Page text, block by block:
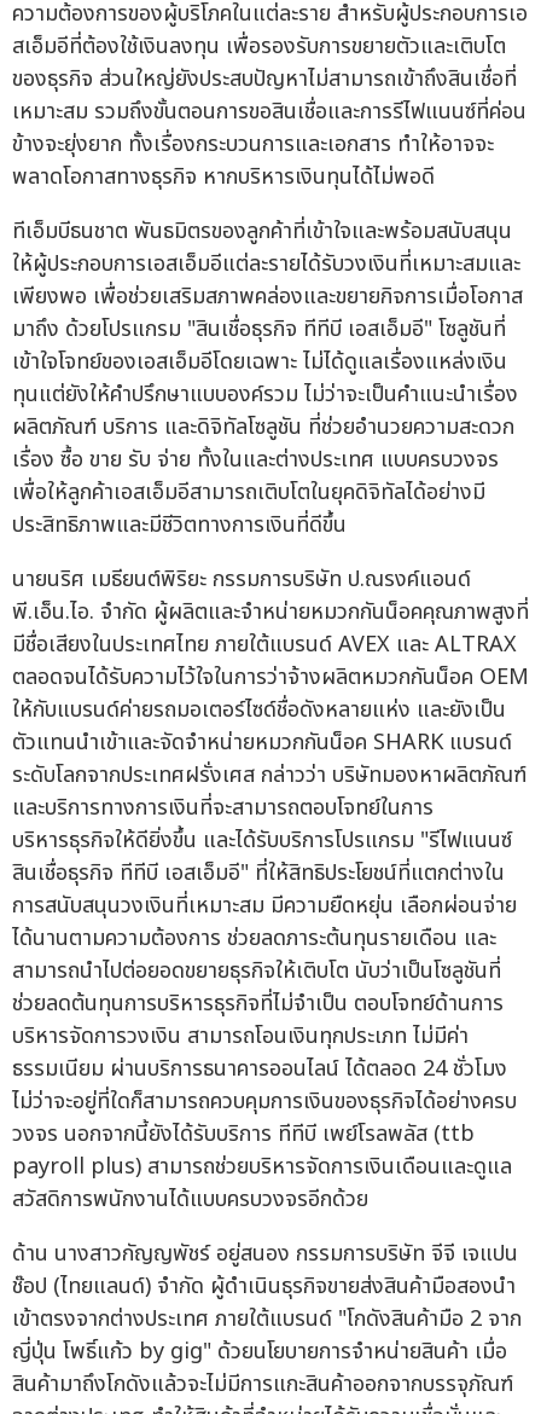
ความต้องการของผู้บริโภคในแต่ละราย สำหรับผู้ประกอบการเอ
สเอ็มอีที่ต้องใช้เงินลงทุน เพื่อรองรับการขยายตัวและเติบโต
ของธุรกิจ ส่วนใหญ่ยังประสบปัญหาไม่สามารถเข้าถึงสินเชื่อที่
เหมาะสม รวมถึงขั้นตอนการขอสินเชื่อและการรีไฟแนนซ์ที่ค่อน
ข้างจะยุ่งยาก ทั้งเรื่องกระบวนการและเอกสาร ทำให้อาจจะ
พลาดโอกาสทางธุรกิจ หากบริหารเงินทุนได้ไม่พอดี
ทีเอ็มบีธนชาต พันธมิตรของลูกค้าที่เข้าใจและพร้อมสนับสนุน
ให้ผู้ประกอบการเอสเอ็มอีแต่ละรายได้รับวงเงินที่เหมาะสมและ
เพียงพอ เพื่อช่วยเสริมสภาพคล่องและขยายกิจการเมื่อโอกาส
มาถึง ด้วยโปรแกรม "สินเชื่อธุรกิจ ทีทีบี เอสเอ็มอี" โซลูชันที่
เข้าใจโจทย์ของเอสเอ็มอีโดยเฉพาะ ไม่ได้ดูแลเรื่องแหล่งเงิน
ทุนแต่ยังให้คำปรึกษาแบบองค์รวม ไม่ว่าจะเป็นคำแนะนำเรื่อง
ผลิตภัณฑ์ บริการ และดิจิทัลโซลูชัน ที่ช่วยอำนวยความสะดวก
เรื่อง ซื้อ ขาย รับ จ่าย ทั้งในและต่างประเทศ แบบครบวงจร
เพื่อให้ลูกค้าเอสเอ็มอีสามารถเติบโตในยุคดิจิทัลได้อย่างมี
ประสิทธิภาพและมีชีวิตทางการเงินที่ดีขึ้น
นายนริศ เมธียนต์พิริยะ กรรมการบริษัท ป.ณรงค์แอนด์
พี.เอ็น.ไอ. จำกัด ผู้ผลิตและจำหน่ายหมวกกันน็อคคุณภาพสูงที่
มีชื่อเสียงในประเทศไทย ภายใต้แบรนด์ AVEX และ ALTRAX
ตลอดจนได้รับความไว้ใจในการว่าจ้างผลิตหมวกกันน็อค OEM
ให้กับแบรนด์ค่ายรถมอเตอร์ไซด์ชื่อดังหลายแห่ง และยังเป็น
ตัวแทนนำเข้าและจัดจำหน่ายหมวกกันน็อค SHARK แบรนด์
ระดับโลกจากประเทศฝรั่งเศส กล่าวว่า บริษัทมองหาผลิตภัณฑ์
และบริการทางการเงินที่จะสามารถตอบโจทย์ในการ
บริหารธุรกิจให้ดียิ่งขึ้น และได้รับบริการโปรแกรม "รีไฟแนนซ์
สินเชื่อธุรกิจ ทีทีบี เอสเอ็มอี" ที่ให้สิทธิประโยชน์ที่แตกต่างใน
การสนับสนุนวงเงินที่เหมาะสม มีความยืดหยุ่น เลือกผ่อนจ่าย
ได้นานตามความต้องการ ช่วยลดภาระต้นทุนรายเดือน และ
สามารถนำไปต่อยอดขยายธุรกิจให้เติบโต นับว่าเป็นโซลูชันที่
ช่วยลดต้นทุนการบริหารธุรกิจที่ไม่จำเป็น ตอบโจทย์ด้านการ
บริหารจัดการวงเงิน สามารถโอนเงินทุกประเภท ไม่มีค่า
ธรรมเนียม ผ่านบริการธนาคารออนไลน์ ได้ตลอด 24 ชั่วโมง
ไม่ว่าจะอยู่ที่ใดก็สามารถควบคุมการเงินของธุรกิจได้อย่างครบ
วงจร นอกจากนี้ยังได้รับบริการ ทีทีบี เพย์โรลพลัส (ttb
payroll plus) สามารถช่วยบริหารจัดการเงินเดือนและดูแล
สวัสดิการพนักงานได้แบบครบวงจรอีกด้วย
ด้าน นางสาวกัญญพัชร์ อยู่สนอง กรรมการบริษัท จีจี เจแปน
ช๊อป (ไทยแลนด์) จำกัด ผู้ดำเนินธุรกิจขายส่งสินค้ามือสองนำ
เข้าตรงจากต่างประเทศ ภายใต้แบรนด์ "โกดังสินค้ามือ 2 จาก
ญี่ปุ่น โพธิ์แก้ว by gig" ด้วยนโยบายการจำหน่ายสินค้า เมื่อ
สินค้ามาถึงโกดังแล้วจะไม่มีการแกะสินค้าออกจากบรรจุภัณฑ์